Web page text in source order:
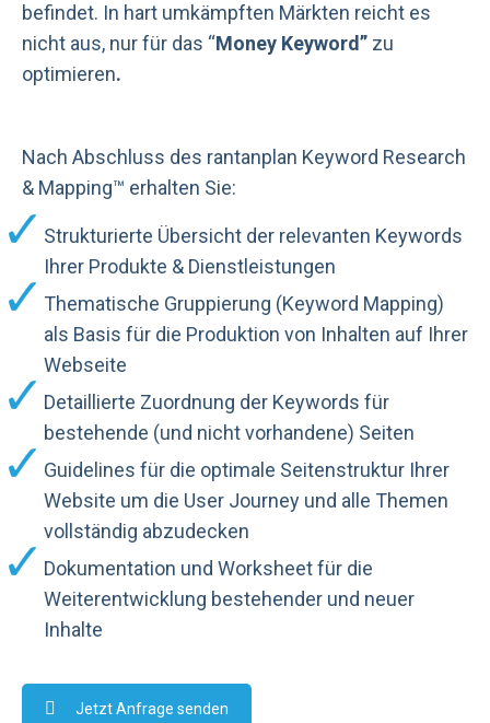
befindet. In hart umkämpften Märkten reicht es
nicht aus, nur für das “Money Keyword” zu
optimieren.
Nach Abschluss des rantanplan Keyword Research
& Mapping™ erhalten Sie:
Strukturierte Übersicht der relevanten Keywords
Ihrer Produkte & Dienstleistungen
Thematische Gruppierung (Keyword Mapping)
als Basis für die Produktion von Inhalten auf Ihrer
Webseite
Detaillierte Zuordnung der Keywords für
bestehende (und nicht vorhandene) Seiten
Guidelines für die optimale Seitenstruktur Ihrer
Website um die User Journey und alle Themen
vollständig abzudecken
Dokumentation und Worksheet für die
Weiterentwicklung bestehender und neuer
Inhalte
Jetzt Anfrage senden